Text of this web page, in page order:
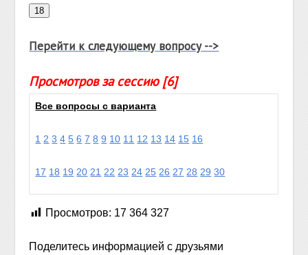
Перейти к следующему вопросу -->
Просмотров за сессию [6]
Все вопросы с варианта
1 2 3 4 5 6 7 8 9 10 11 12 13 14 15 16
17 18 19 20 21 22 23 24 25 26 27 28 29 30
Просмотров: 17 364 327
Поделитесь информацией с друзьями